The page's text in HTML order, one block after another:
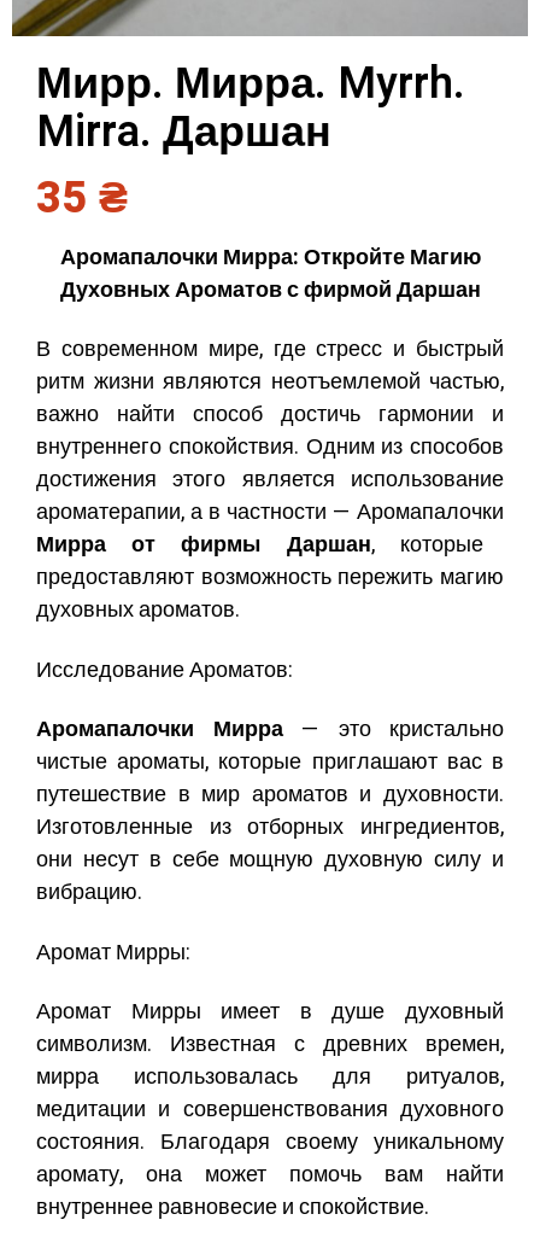
Мирр. Мирра. Myrrh.
Mirra. Даршан
35₴
Аромапалочки Мирра: Откройте Магию
Духовных Ароматов с фирмой Даршан
В современном мире, где стресс и быстрый
ритм жизни являются неотъемлемой частью,
важно найти способ достичь гармонии и
внутреннего спокойствия. Одним из способов
достижения этого является использование
ароматерапии, а в частности — Аромапалочки
Мирра от фирмы Даршан, которые
предоставляют возможность пережить магию
духовных ароматов.
Исследование Ароматов:
Аромапалочки Мирра— это кристально
чистые ароматы, которые приглашают вас в
путешествие в мир ароматов и духовности.
Изготовленные из отборных ингредиентов,
они несут в себе мощную духовную силу и
вибрацию.
Аромат Мирры:
Аромат Мирры имеет в душе духовный
символизм. Известная с древних времен,
мирра использовалась для ритуалов,
медитации и совершенствования духовного
состояния. Благодаря своему уникальному
аромату, она может помочь вам найти
внутреннее равновесие и спокойствие.